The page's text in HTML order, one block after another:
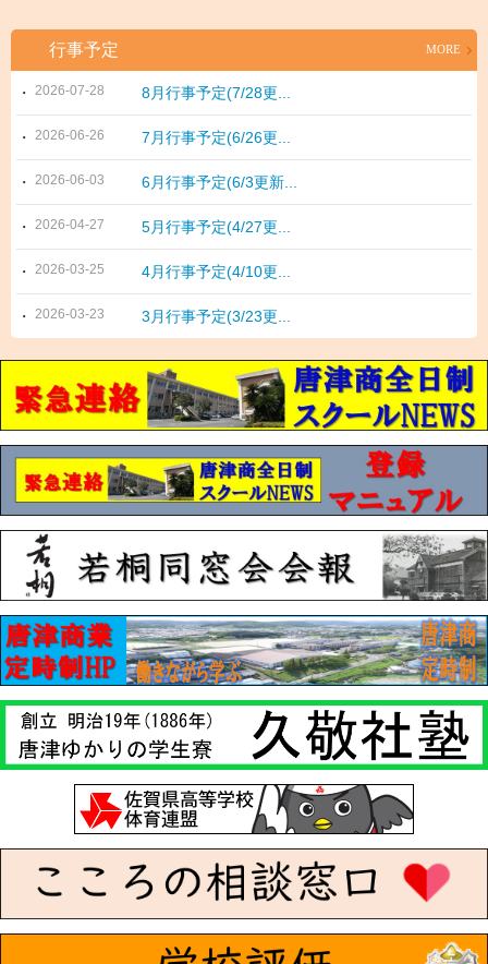
行事予定 MORE
2026-07-28 8月行事予定(7/28更...
2026-06-26 7月行事予定(6/26更...
2026-06-03 6月行事予定(6/3更新...
2026-04-27 5月行事予定(4/27更...
2026-03-25 4月行事予定(4/10更...
2026-03-23 3月行事予定(3/23更...